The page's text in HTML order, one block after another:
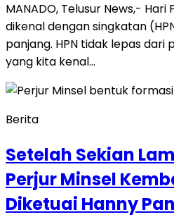
MANADO, Telusur News,- Hari
dikenal dengan singkatan
panjang. HPN tidak lepas dari
yang kita kenal…
Berita
Setelah Sekian
Perjur Minsel
Diketuai Hanny